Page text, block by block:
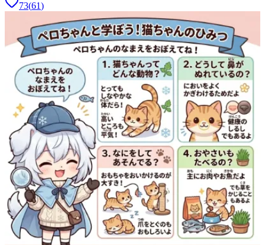
73(61)